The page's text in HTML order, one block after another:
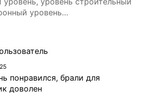
уровень
нивелир лазерный 4d 16
понравился, брали для
доволен